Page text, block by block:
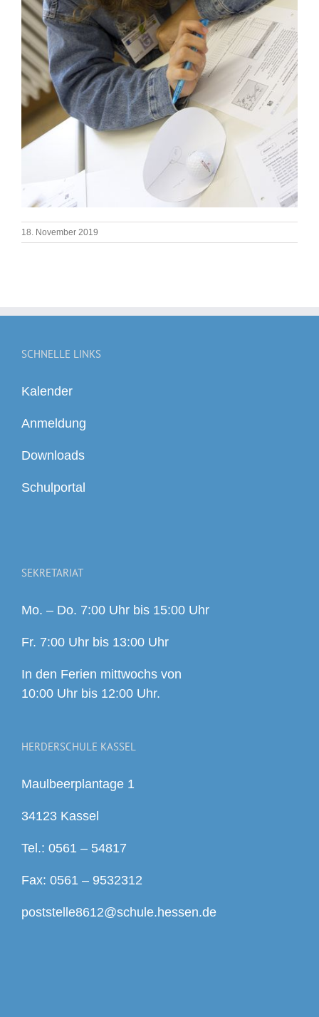
18. November 2019
SCHNELLE LINKS
Kalender
Anmeldung
Downloads
Schulportal
SEKRETARIAT
Mo. – Do. 7:00 Uhr bis 15:00 Uhr
Fr. 7:00 Uhr bis 13:00 Uhr
In den Ferien mittwochs von
10:00 Uhr bis 12:00 Uhr.
HERDERSCHULE KASSEL
Maulbeerplantage 1
34123 Kassel
Tel.: 0561 – 54817
Fax: 0561 – 9532312
poststelle8612@schule.hessen.de